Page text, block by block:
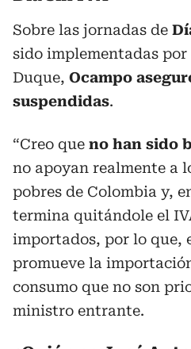
Sobre las jornadas de
sido implementadas
Duque, Ocampo
suspendidas.
“Creo que no han sido
no apoyan realmente a
pobres de Colombia y,
termina quitándole el
importados, por lo que,
promueve la
consumo que no son
ministro entrante.